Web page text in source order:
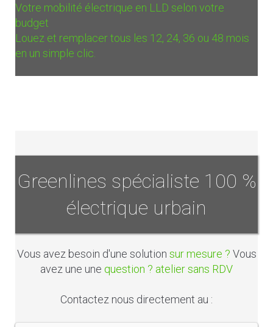
Votre mobilité électrique en LLD selon votre
budget
Louez et remplacer tous les 12, 24, 36 ou 48 mois
en un simple clic.
Greenlines spécialiste 100 %
électrique urbain
Vous avez besoin d'une solution sur mesure ? Vous
avez une une question ? atelier sans RDV
Contactez nous directement au :